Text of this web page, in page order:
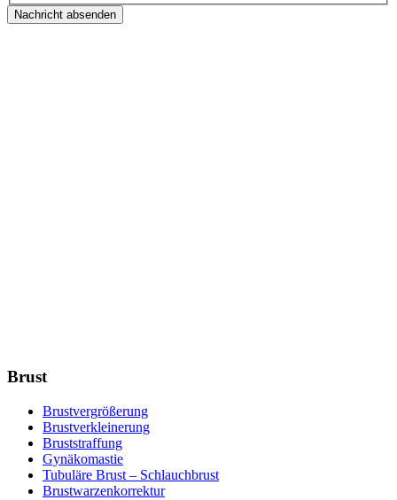
Brust
Brustvergrößerung
Brustverkleinerung
Bruststraffung
Gynäkomastie
Tubuläre Brust – Schlauchbrust
Brustwarzenkorrektur